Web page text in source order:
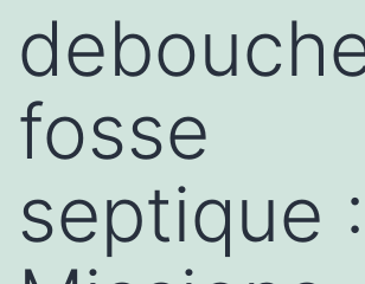
fosse
septique :